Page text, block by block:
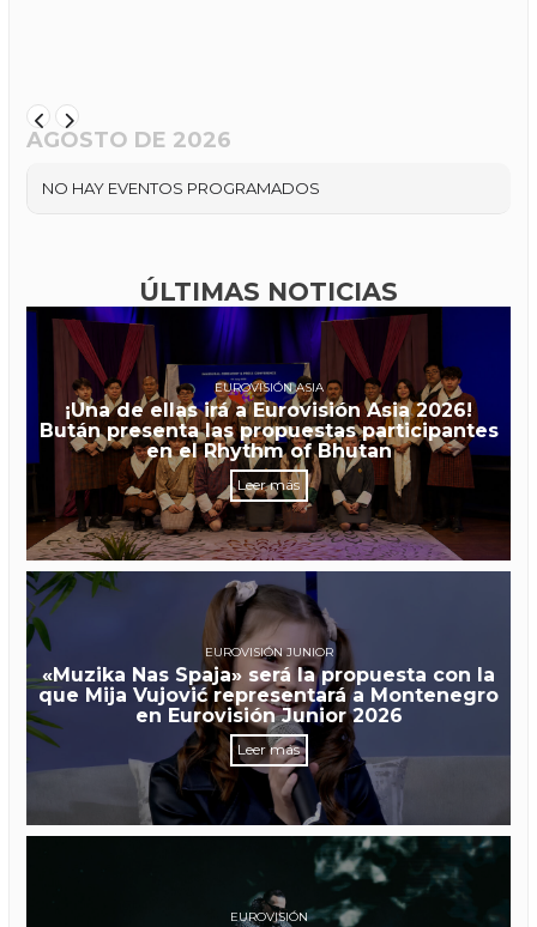
AGOSTO DE 2026
NO HAY EVENTOS PROGRAMADOS
ÚLTIMAS NOTICIAS
EUROVISIÓN ASIA
¡Una de ellas irá a Eurovisión Asia 2026!
Bután presenta las propuestas participantes
en el Rhythm of Bhutan
Leer más
EUROVISIÓN JUNIOR
«Muzika Nas Spaja» será la propuesta con la
que Mija Vujović representará a Montenegro
en Eurovisión Junior 2026
Leer más
EUROVISIÓN